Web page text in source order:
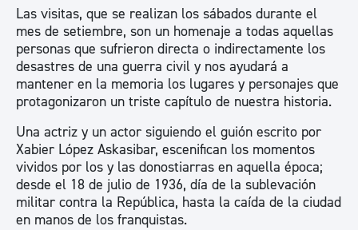
Las visitas, que se realizan los sábados durante el
mes de setiembre, son un homenaje a todas aquellas
personas que sufrieron directa o indirectamente los
desastres de una guerra civil y nos ayudará a
mantener en la memoria los lugares y personajes que
protagonizaron un triste capítulo de nuestra historia.
Una actriz y un actor siguiendo el guión escrito por
Xabier López Askasibar, escenifican los momentos
vividos por los y las donostiarras en aquella época;
desde el 18 de julio de 1936, día de la sublevación
militar contra la República, hasta la caída de la ciudad
en manos de los franquistas.